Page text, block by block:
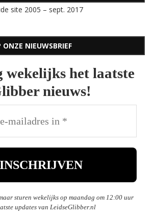
site 2005 – sept. 2017
ONZE NIEUWSBRIEF
wekelijks het laatste
nieuws!
sturen wekelijks op maandag om 12:00 uur
updates van LeidseGlibber.nl